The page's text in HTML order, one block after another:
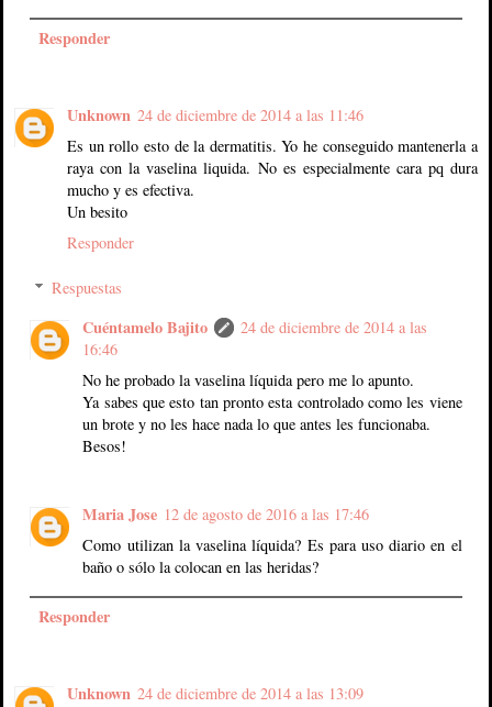
Responder
Unknown 24 de diciembre de 2014 a las 11:46
Es un rollo esto de la dermatitis. Yo he conseguido mantenerla a
raya con la vaselina liquida. No es especialmente cara pq dura
mucho y es efectiva.
Un besito
Responder
Respuestas
Cuéntamelo Bajito
24 de diciembre de 2014 a las
16:46
No he probado la vaselina líquida pero me lo apunto.
Ya sabes que esto tan pronto esta controlado como les viene
un brote y no les hace nada lo que antes les funcionaba.
Besos!
Maria Jose 12 de agosto de 2016 a las 17:46
Como utilizan la vaselina líquida? Es para uso diario en el
baño o sólo la colocan en las heridas?
Responder
Unknown 24 de diciembre de 2014 a las 13:09